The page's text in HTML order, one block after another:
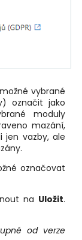
vybrané
označit jako
moduly
mazání,
jen vazby, ale
označovat
na Uložit.
od verze